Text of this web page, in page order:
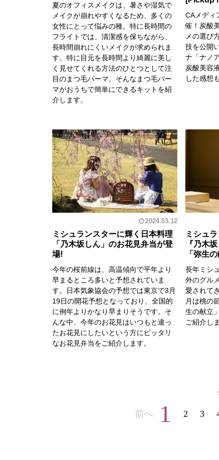
夏のオフィスメイクは、暑さや湿気で
メイクが崩れやすくなるため、多くの
女性にとって悩みの種。特に長時間の
フライトでは、清潔感を保ちながら、
長時間崩れにくいメイクが求められま
す。特に目元を長時間より綺麗に美し
く見せてくれる方法のひとつとして注
目のまつ毛パーマ。そんなまつ毛パー
マがおうちで簡単にできるキットを紹
介します。
CAメディ
催！炭酸
メの選び
技を公開
ナ「ナノ
炭酸美容
した感想
2024.03.12
ミシュランスターに輝く日本料理
「乃木坂しん」のお花見弁当が登
場!
今年の桜前線は、高温傾向で平年より
早まるところ多いと予想されていま
す。日本気象協会の予想では東京で3月
19日の開花予想となっており、全国的
に例年よりかなり早まりそうです。そ
んな中、今年のお花見はいつもと違っ
たお花見にしたいという方にピッタリ
なお花見弁当をご紹介します。
ミシュ
『乃木
「弥生
長年ミシ
外のグル
愛されて
月は桃の
生の献立
ご紹介し
前へ 1 2 3